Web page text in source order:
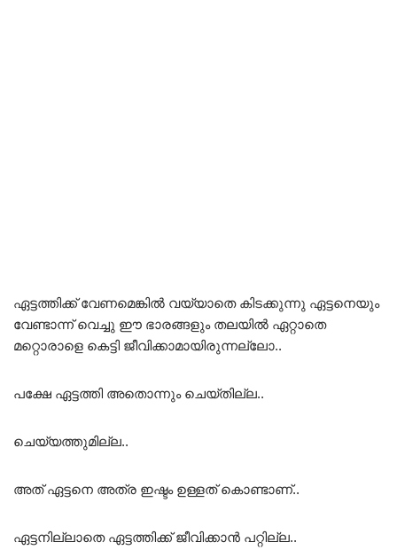
ഏട്ടത്തിക്ക് വേണമെങ്കിൽ വയ്യാതെ കിടക്കുന്നു ഏട്ടനെയും
വേണ്ടാന്ന് വെച്ചു ഈ ഭാരങ്ങളും തലയിൽ ഏറ്റാതെ
മറ്റൊരാളെ കെട്ടി ജീവിക്കാമായിരുന്നല്ലോ..
പക്ഷേ ഏട്ടത്തി അതൊന്നും ചെയ്തില്ല..
ചെയ്യത്തുമില്ല..
അത് ഏട്ടനെ അത്ര ഇഷ്ടം ഉള്ളത് കൊണ്ടാണ്..
ഏട്ടനില്ലാതെ ഏട്ടത്തിക്ക് ജീവിക്കാൻ പറ്റില്ല..